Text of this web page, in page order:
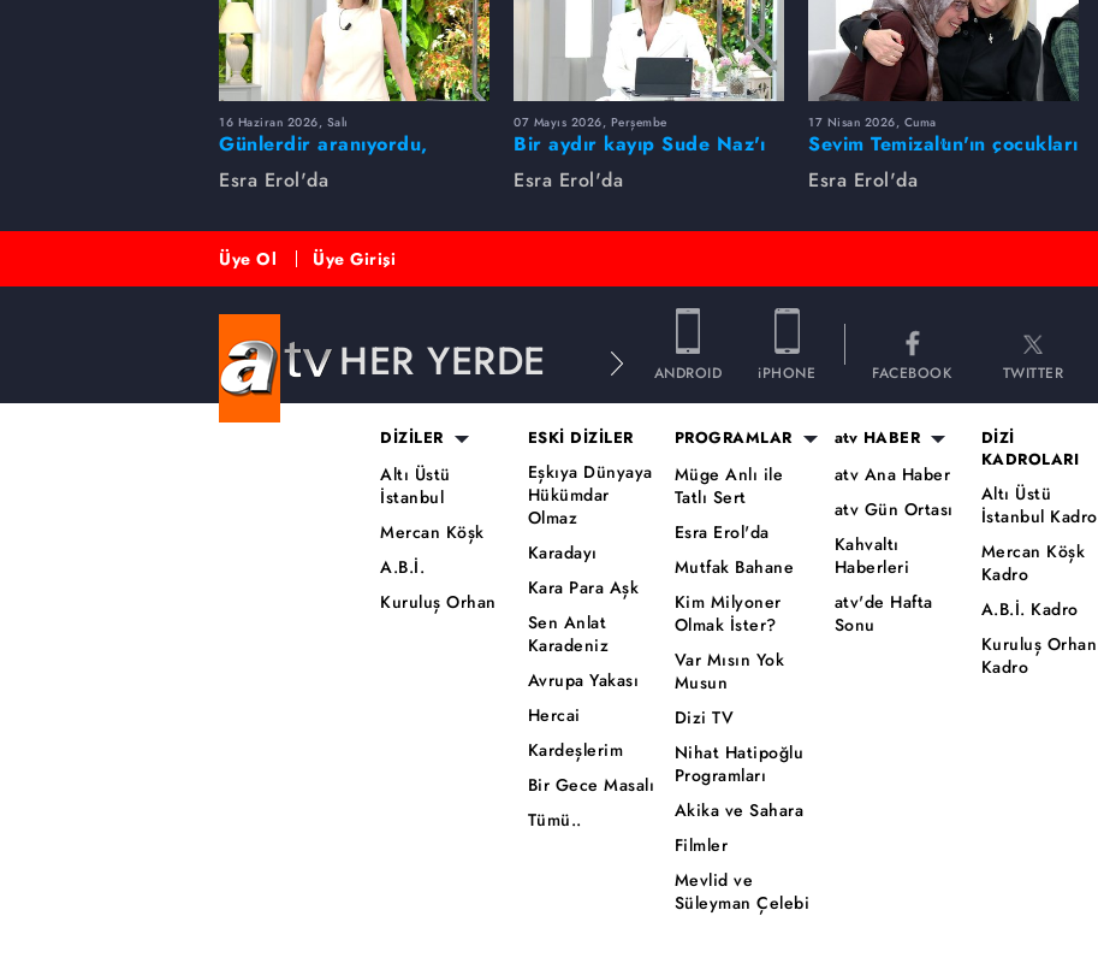
16 Haziran 2026, Salı
Günlerdir aranıyordu,
dakikalar içinde bulundu!
Esra Erol'da
07 Mayıs 2026, Perşembe
Bir aydır kayıp Sude Naz'ı
Esra Erol buldu
Esra Erol'da
17 Nisan 2026, Cuma
Sevim Temizaltın'ın çocukları
nerede?
Esra Erol'da
Üye Ol Üye Girişi
HER YERDE ANDROID iPHONE FACEBOOK TWITTER
DİZİLER
Altı Üstü
İstanbul
Mercan Köşk
A.B.İ.
Kuruluş Orhan
ESKİ DİZİLER
Eşkıya Dünyaya
Hükümdar
Olmaz
Karadayı
Kara Para Aşk
Sen Anlat
Karadeniz
Avrupa Yakası
Hercai
Kardeşlerim
Bir Gece Masalı
Tümü..
PROGRAMLAR
Müge Anlı ile
Tatlı Sert
Esra Erol'da
Mutfak Bahane
Kim Milyoner
Olmak İster?
Var Mısın Yok
Musun
Dizi TV
Nihat Hatipoğlu
Programları
Akika ve Sahara
Filmler
Mevlid ve
Süleyman Çelebi
atv HABER
atv Ana Haber
atv Gün Ortası
Kahvaltı
Haberleri
atv'de Hafta
Sonu
DİZİ
KADROLARI
Altı Üstü
İstanbul Kadro
Mercan Köşk
Kadro
A.B.İ. Kadro
Kuruluş Orhan
Kadro